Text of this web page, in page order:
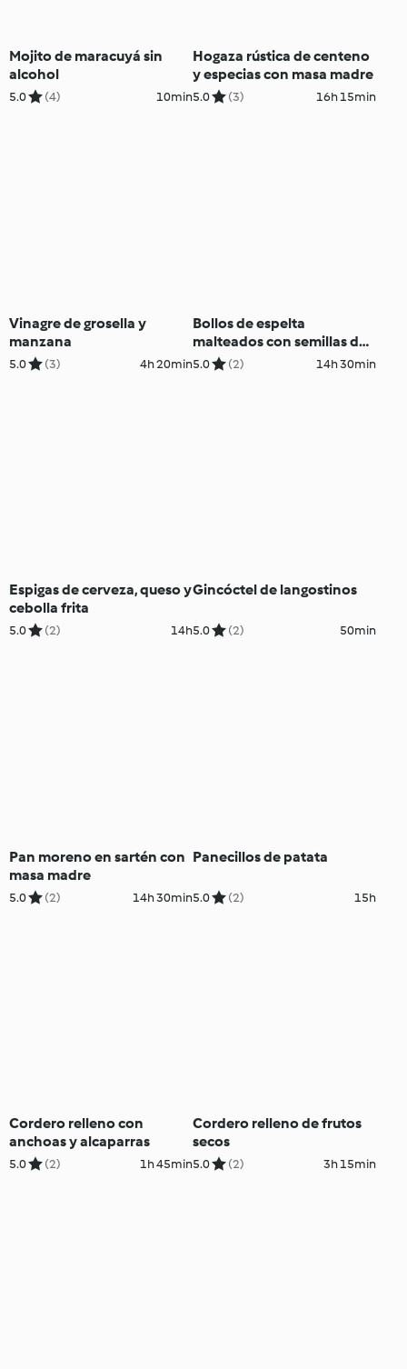
Mojito de maracuyá sin
alcohol
5.0 (4) 10min
Hogaza rústica de centeno
y especias con masa madre
5.0 (3) 16h 15min
Vinagre de grosella y
manzana
5.0 (3) 4h 20min
Bollos de espelta
malteados con semillas de
amapola y sésamo
5.0 (2) 14h 30min
Espigas de cerveza, queso y
cebolla frita
5.0 (2) 14h
Gincóctel de langostinos
5.0 (2) 50min
Pan moreno en sartén con
masa madre
5.0 (2) 14h 30min
Panecillos de patata
5.0 (2) 15h
Cordero relleno con
anchoas y alcaparras
5.0 (2) 1h 45min
Cordero relleno de frutos
secos
5.0 (2) 3h 15min